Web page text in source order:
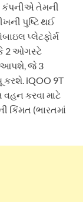
કંપનીએ તેમની
પુષ્ટિ થઈ
પ્લેટફોર્મ
2 ઓગસ્ટે
આપશે, જે 3
iQOO 9T
કરવા માટે
કિંમત (ભારતમાં